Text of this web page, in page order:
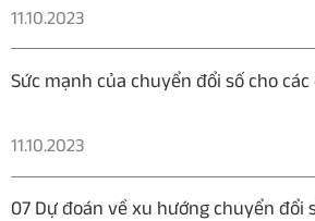
11.10.2023
Sức mạnh của chuyển đổi số cho
11.10.2023
07 Dự đoán về xu hướng chuyển đổi